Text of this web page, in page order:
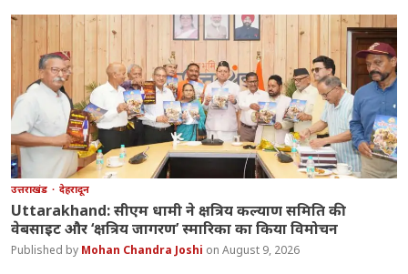
उत्तराखंड देहरादून
Uttarakhand: सीएम धामी ने क्षत्रिय कल्याण समिति की
वेबसाइट और ‘क्षत्रिय जागरण’ स्मारिका का किया विमोचन
Mohan Chandra Joshi August 9, 2026